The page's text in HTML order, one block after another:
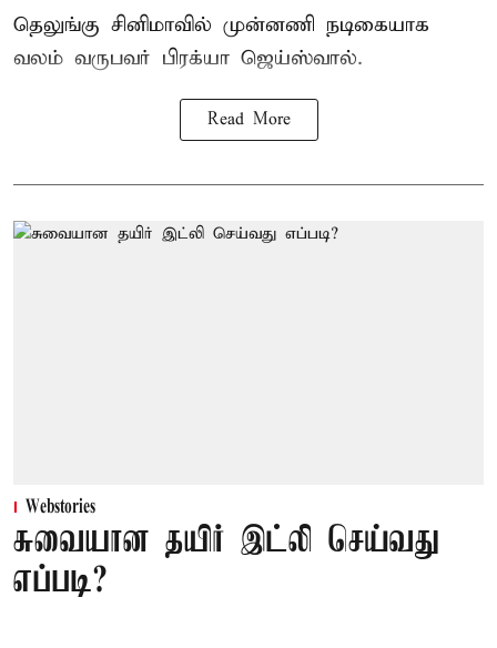
தெலுங்கு சினிமாவில் முன்னணி நடிகையாக
வலம் வருபவர் பிரக்யா ஜெய்ஸ்வால்.
Read More
Webstories
சுவையான தயிர் இட்லி செய்வது
எப்படி?